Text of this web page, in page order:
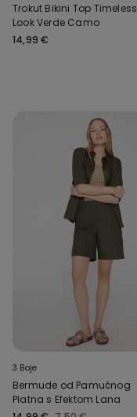
Trokut Bikini Top Timeless
Look Verde Camo
14,99 €
3 Boje
Bermude od Pamučnog
Platna s Efektom Lana